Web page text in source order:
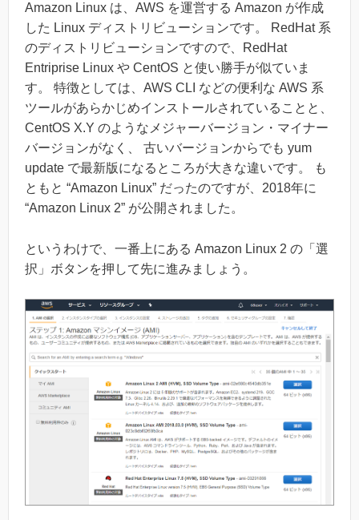
Amazon Linux は、AWS を運営する Amazon が作成
した Linux ディストリビューションです。 RedHat 系
のディストリビューションですので、RedHat
Entriprise Linux や CentOS と使い勝手が似ていま
す。 特徴としては、AWS CLI などの便利な AWS 系
ツールがあらかじめインストールされていることと、
CentOS X.Y のようなメジャーバージョン・マイナー
バージョンがなく、 古いバージョンからでも yum
update で最新版になるところが大きな違いです。 も
ともと “Amazon Linux” だったのですが、2018年に
“Amazon Linux 2” が公開されました。
というわけで、一番上にある Amazon Linux 2 の「選
択」ボタンを押して先に進みましょう。